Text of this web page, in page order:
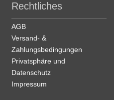
Rechtliches
AGB
Versand- &
Zahlungsbedingungen
Privatsphäre und
Datenschutz
Impressum